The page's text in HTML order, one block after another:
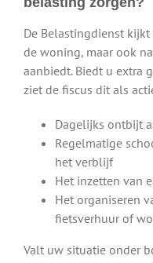
De Belastingdienst
de woning, maar ook
aanbiedt. Biedt u extra
ziet de fiscus dit als
Dagelijks ontbijt
Regelmatige
het verblijf
Het inzetten van
Het organiseren
fietsverhuur of
Valt uw situatie onder